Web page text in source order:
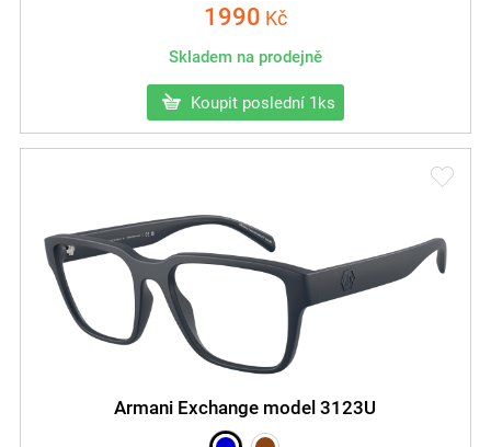
1990 Kč
Skladem na prodejně
Koupit poslední 1ks
Armani Exchange model 3123U